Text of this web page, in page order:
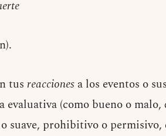
tus reacciones a los eventos o
(como bueno o malo,
suave, prohibitivo o permisivo,